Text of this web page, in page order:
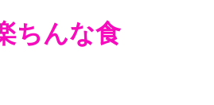
ちんな食